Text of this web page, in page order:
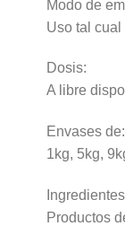
Modo de
Uso tal cual
Dosis:
A libre
Envases de:
1kg, 5kg,
Productos